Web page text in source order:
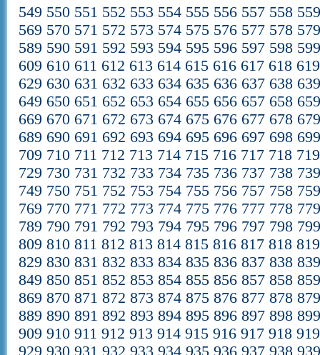
549 550 551 552 553 554 555 556 557 558 559
569 570 571 572 573 574 575 576 577 578 579
589 590 591 592 593 594 595 596 597 598 599
609 610 611 612 613 614 615 616 617 618 619
629 630 631 632 633 634 635 636 637 638 639
649 650 651 652 653 654 655 656 657 658 659
669 670 671 672 673 674 675 676 677 678 679
689 690 691 692 693 694 695 696 697 698 699
709 710 711 712 713 714 715 716 717 718 719
729 730 731 732 733 734 735 736 737 738 739
749 750 751 752 753 754 755 756 757 758 759
769 770 771 772 773 774 775 776 777 778 779
789 790 791 792 793 794 795 796 797 798 799
809 810 811 812 813 814 815 816 817 818 819
829 830 831 832 833 834 835 836 837 838 839
849 850 851 852 853 854 855 856 857 858 859
869 870 871 872 873 874 875 876 877 878 879
889 890 891 892 893 894 895 896 897 898 899
909 910 911 912 913 914 915 916 917 918 919
929 930 931 932 933 934 935 936 937 938 939